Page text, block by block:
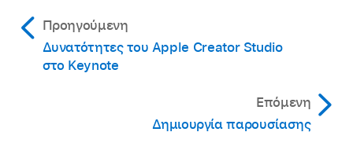
Προηγούμενη
Δυνατότητες του Apple Creator Studio
στο Keynote
Επόμενη
Δημιουργία παρουσίασης